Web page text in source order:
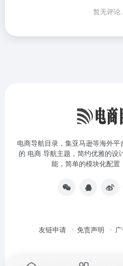
暂无评论
电商导航目录，集亚马逊等海外
的 电商 导航主题，简约优雅的设
能，简单的模块化配置
友链申请 免责声明